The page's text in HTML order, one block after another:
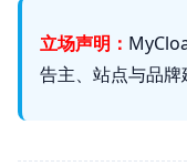
立场声明：
告主、站点与品牌